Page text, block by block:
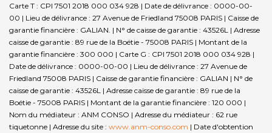
Carte T : CPI 7501 2018 000 034 928 | Date de délivrance : 0000-00-
00 | Lieu de délivrance : 27 Avenue de Friedland 75008 PARIS | Caisse de
garantie financière : GALIAN. | N° de caisse de garantie : 43526L | Adresse
caisse de garantie : 89 rue de la Boétie - 75008 PARIS | Montant de la
garantie financière : 300 000 | Carte G : CPI 7501 2018 000 034 928 |
Date de délivrance : 0000-00-00 | Lieu de délivrance : 27 Avenue de
Friedland 75008 PARIS | Caisse de garantie financière : GALIAN | N° de
caisse de garantie : 43526L | Adresse caisse de garantie : 89 rue de la
Boétie - 75008 PARIS | Montant de la garantie financière : 120 000 |
Nom du médiateur : ANM CONSO | Adresse du médiateur : 62 rue
tiquetonne | Adresse du site : www.anm-conso.com | Date d'obtention